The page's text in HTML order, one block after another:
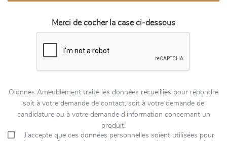
Merci de cocher la case ci-dessous
Olonnes Ameublement traite les données recueillies pour répondre
soit à votre demande de contact, soit à votre demande de
candidature ou à votre demande d’information concernant un
produit.
J’accepte que ces données personnelles soient utilisées pour